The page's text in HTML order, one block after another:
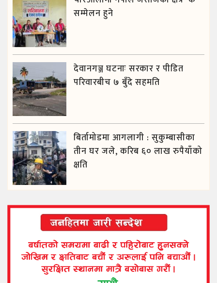
सम्मेलन हुने
देवानगञ्ज घटनाः सरकार र पीडित
परिवारबीच ७ बुँदे सहमति
बिर्तामोडमा आगलागी : सुकुम्बासीका
तीन घर जले, करिब ६० लाख रुपैयाँको
क्षति